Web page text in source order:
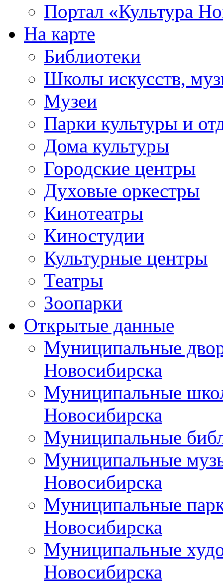
Портал «Культура
На карте
Библиотеки
Школы искусств,
Музеи
Парки культуры и
Дома культуры
Городские центры
Духовые оркестры
Кинотеатры
Киностудии
Культурные центры
Театры
Зоопарки
Открытые данные
Муниципальные
Новосибирска
Муниципальные
Новосибирска
Муниципальные
Муниципальные
Новосибирска
Муниципальные
Новосибирска
Муниципальные
Новосибирска